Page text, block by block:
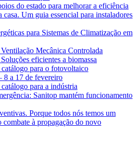
do estado para melhorar a eficiência
casa. Um guia essencial para instaladores
para Sistemas de Climatização em
Mecânica Controlada
eficientes a biomassa
para o fotovoltaico
8 a 17 de fevereiro
para a indústria
Sanitop mantém funcionamento
Porque todos nós temos um
combate à propagação do novo